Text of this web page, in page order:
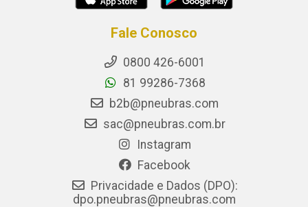
Fale Conosco
0800 426-6001
81 99286-7368
b2b@pneubras.com
sac@pneubras.com.br
Instagram
Facebook
Privacidade e Dados (DPO):
dpo.pneubras@pneubras.com